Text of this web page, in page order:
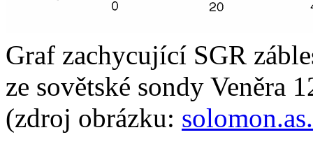
Graf zachycující SGR
ze sovětské sondy Veněra
(zdroj obrázku: